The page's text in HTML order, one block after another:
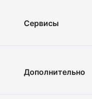
Сервисы
Дополнительно